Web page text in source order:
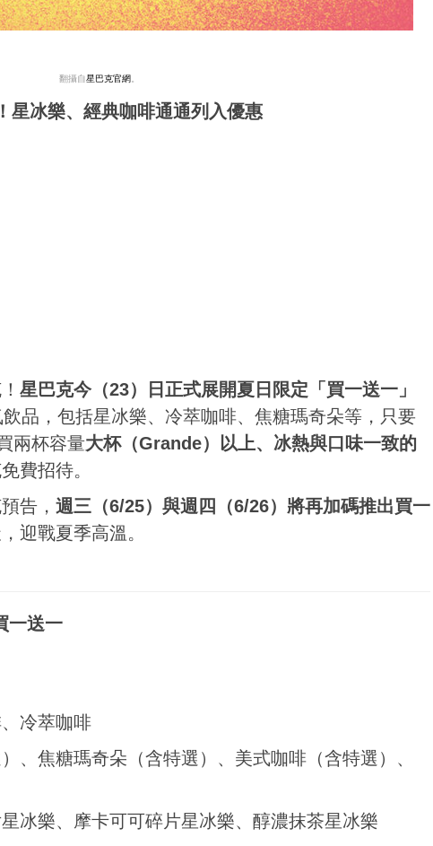
翻攝自星巴克官網
星冰樂、經典咖啡通通列入優惠
星巴克今（23）日正式展開夏日限定「買一送一」
飲品，包括星冰樂、冷萃咖啡、焦糖瑪奇朵等，只要
兩杯容量大杯（Grande）以上、冰熱與口味一致的
費招待。
告， 週三（6/25）與週四（6/26）將再加碼推出買一
迎戰夏季高溫。
一送一
冷萃咖啡
、焦糖瑪奇朵（含特選）、美式咖啡（含特選）、
冰樂、摩卡可可碎片星冰樂、醇濃抹茶星冰樂